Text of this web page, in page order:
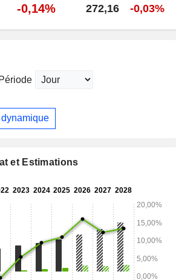
-0,14% 272,16 -0,03%
Période
et Estimations